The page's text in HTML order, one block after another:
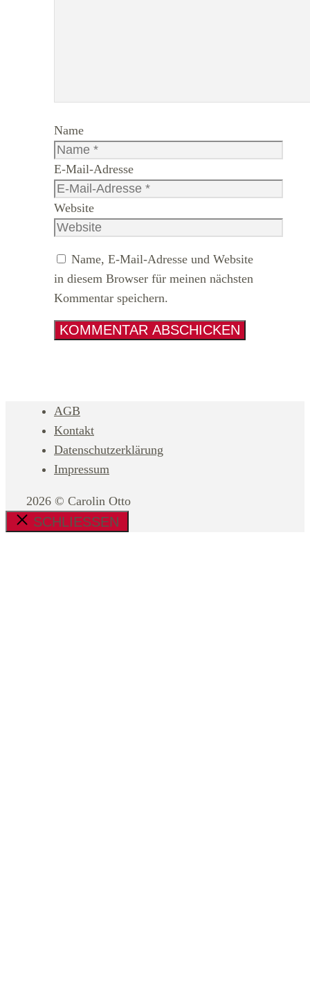
Name
E-Mail-Adresse
Website
Name, E-Mail-Adresse und Website
in diesem Browser für meinen nächsten
Kommentar speichern.
AGB
Kontakt
Datenschutzerklärung
Impressum
2026 © Carolin Otto
SCHLIESSEN